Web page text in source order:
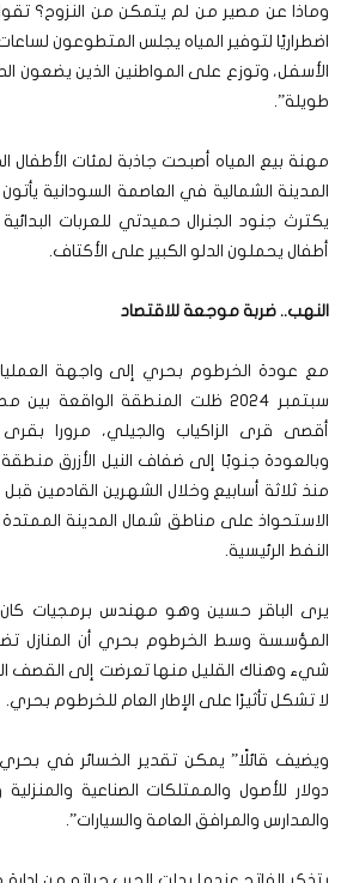
وماذا عن مصير من لم يتمكن من النزوح؟
اضطراريًا لتوفير المياه يجلس المتطوعون
الأسفل، وتوزع على المواطنين الذين يضعون
طويلة”.
مهنة بيع المياه أصبحت جاذبة لمئات الأطفال
المدينة الشمالية في العاصمة السودانية
يكترث جنود الجنرال حميدتي للعربات
أطفال يحملون الدلو الكبير على الأكتاف.
النهب.. ضربة موجعة للاقتصاد
مع عودة الخرطوم بحري إلى واجهة
سبتمبر 2024 ظلت المنطقة الواقعة
أقصى قرى الزاكياب والجيلي، مرورا
وبالعودة جنوبًا إلى ضفاف النيل الأزرق
منذ ثلاثة أسابيع وخلال الشهرين القادمين
الاستحواذ على مناطق شمال المدينة
النفط الرئيسية.
يرى الباقر حسين وهو مهندس برمجيات
المؤسسة وسط الخرطوم بحري أن المنازل
شيء وهناك القليل منها تعرضت إلى القصف
لا تشكل تأثيرًا على الإطار العام للخرطوم بحري.
ويضيف قائلًا” يمكن تقدير الخسائر في
دولار للأصول والممتلكات الصناعية
والمدارس والمرافق العامة والسيارات”.